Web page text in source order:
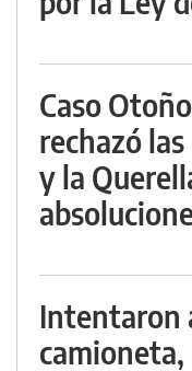
Caso
rechazó
y la
Intentaron